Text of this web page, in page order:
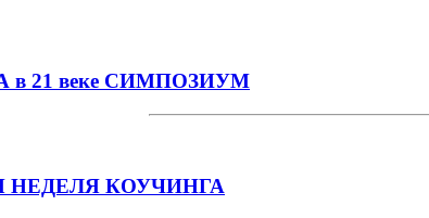
21 веке СИМПОЗИУМ
КОУЧИНГА